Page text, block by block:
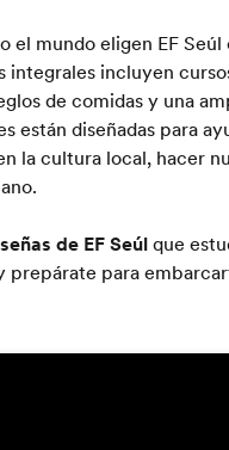
el mundo eligen EF
integrales incluyen
de comidas y una
están diseñadas para
la cultura local, hacer
de EF Seúlque
prepárate para